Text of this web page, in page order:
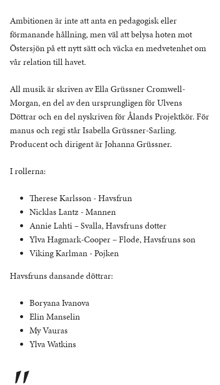
Ambitionen är inte att anta en pedagogisk eller
förmanande hållning, men väl att belysa hoten mot
Östersjön på ett nytt sätt och väcka en medvetenhet om
vår relation till havet.
All musik är skriven av Ella Grüssner Cromwell-
Morgan, en del av den ursprungligen för Ulvens
Döttrar och en del nyskriven för Ålands Projektkör. För
manus och regi står Isabella Grüssner-Sarling.
Producent och dirigent är Johanna Grüssner.
I rollerna:
Therese Karlsson - Havsfrun
Nicklas Lantz - Mannen
Annie Lahti – Svalla, Havsfruns dotter
Ylva Hagmark-Cooper – Flode, Havsfruns son
Viking Karlman - Pojken
Havsfruns dansande döttrar:
Boryana Ivanova
Elin Manselin
My Vauras
Ylva Watkins